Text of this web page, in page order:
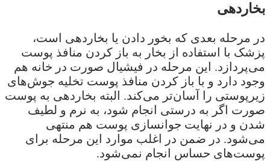
بخاردهی
در مرحله بعدی که بخور دادن یا بخاردهی است،
پزشک با استفاده از بخار به باز کردن منافذ پوست
می‌پردازد. این مرحله در فیشیال صورت در خانه هم
وجود دارد و با باز کردن منافذ پوست تخلیه جوش‌های
زیرپوستی را آسان‌تر می‌کند. البته بخاردهی به پوست
صورت اگر به درستی انجام شود، به نرم و لطیف
شدن و در نهایت جوانسازی پوست هم منتهی
می‌شود. در ضمن در اغلب موارد این مرحله برای
پوست‌های حساس انجام نمی‌شود.